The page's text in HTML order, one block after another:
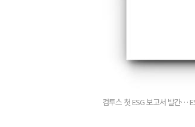
컴투스 첫 ESG 보고서 발간…